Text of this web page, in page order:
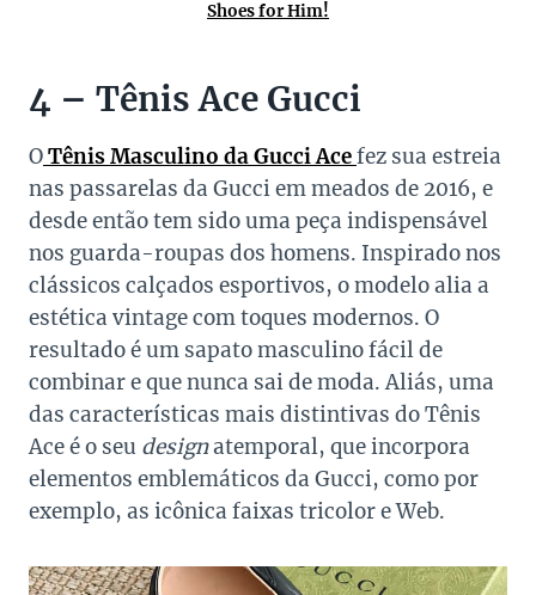
Shoes for Him!
4 – Tênis Ace Gucci
OTênis Masculino da Gucci Acefez sua estreia
nas passarelas da Gucci em meados de 2016, e
desde então tem sido uma peça indispensável
nos guarda-roupas dos homens. Inspirado nos
clássicos calçados esportivos, o modelo alia a
estética vintage com toques modernos. O
resultado é um sapato masculino fácil de
combinar e que nunca sai de moda. Aliás, uma
das características mais distintivas do Tênis
Ace é o seu designatemporal, que incorpora
elementos emblemáticos da Gucci, como por
exemplo, as icônica faixas tricolor e Web.